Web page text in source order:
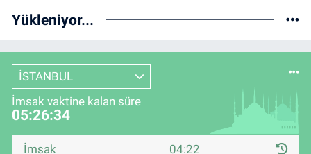
Yükleniyor...
İSTANBUL
İmsak vaktine kalan süre
05:26:33
İmsak 04:22